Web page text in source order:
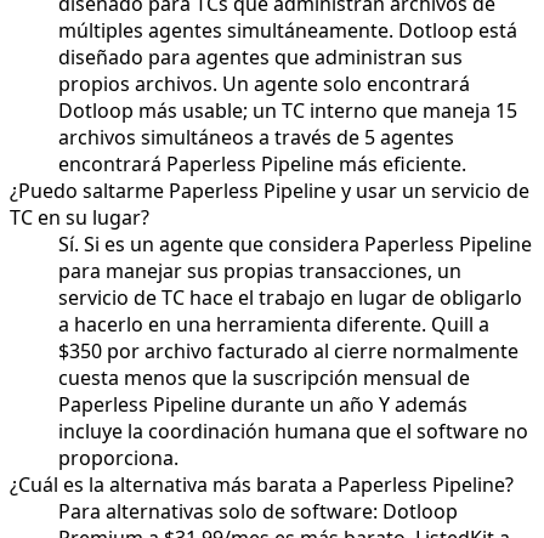
múltiples agentes simultáneamente. Dotloop está
diseñado para agentes que administran sus
propios archivos. Un agente solo encontrará
Dotloop más usable; un TC interno que maneja 15
archivos simultáneos a través de 5 agentes
encontrará Paperless Pipeline más eficiente.
¿Puedo saltarme Paperless Pipeline y usar un servicio de
TC en su lugar?
Sí. Si es un agente que considera Paperless Pipeline
para manejar sus propias transacciones, un
servicio de TC hace el trabajo en lugar de obligarlo
a hacerlo en una herramienta diferente. Quill a
$350 por archivo facturado al cierre normalmente
cuesta menos que la suscripción mensual de
Paperless Pipeline durante un año Y además
incluye la coordinación humana que el software no
proporciona.
¿Cuál es la alternativa más barata a Paperless Pipeline?
Para alternativas solo de software: Dotloop